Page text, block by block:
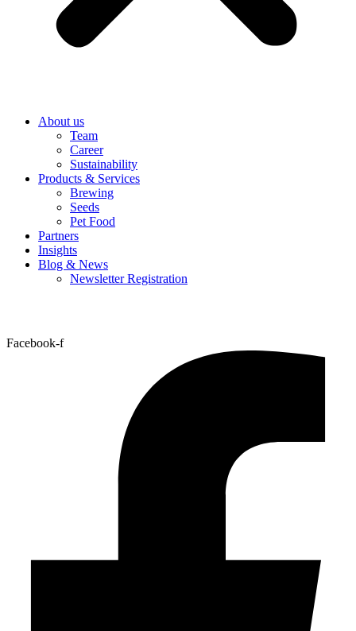
About us
Team
Career
Sustainability
Products & Services
Brewing
Seeds
Pet Food
Partners
Insights
Blog & News
Newsletter Registration
Facebook-f